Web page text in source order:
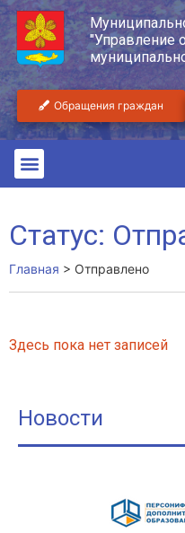
"Управление
Обращения граждан
Статус:
Главная > Отправлено
Здесь пока нет записей
Новости